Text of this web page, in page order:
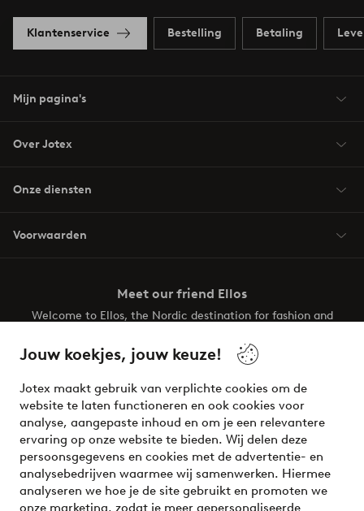
Jouw koekjes, jouw keuze!
Jotex maakt gebruik van verplichte cookies om de
website te laten functioneren en ook cookies voor
analyse, aangepaste inhoud en om je een relevantere
ervaring op onze website te bieden. Wij delen deze
persoonsgegevens en cookies met de advertentie- en
analysebedrijven waarmee wij samenwerken. Hiermee
analyseren we hoe je de site gebruikt en promoten we
onze marketing, zodat je meer gepersonaliseerde
Klantenservice Bestelling Betaling
Mijn pagina's
Over Jotex
Onze diensten
Voorwaarden
Meet our friend Ellos
Welcome to Ellos, the Nordic destination for fashion and
your wardrobe. Your next inspiring look is here!
Veilig betalen - Nu betalen of opsplitsen
Wil je meer weten over onze betaalopties?